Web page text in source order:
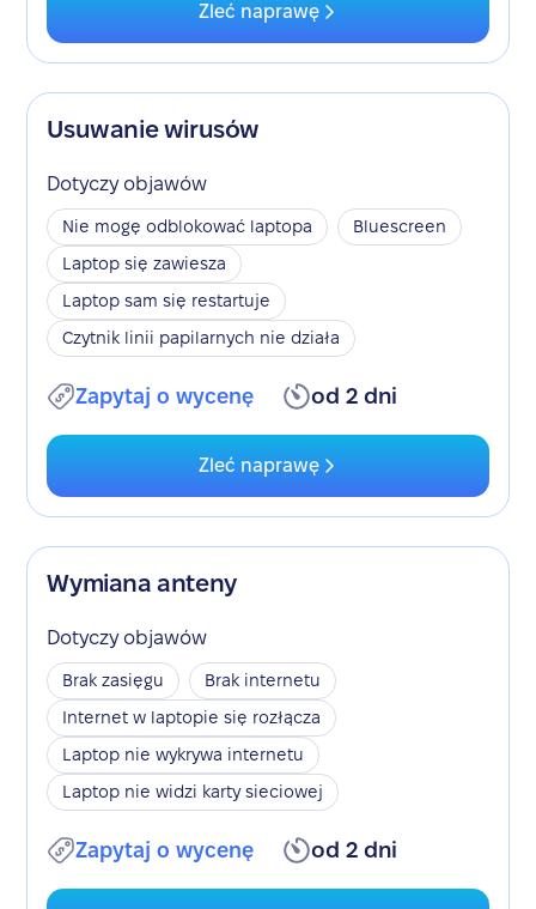
Zleć naprawę
Usuwanie wirusów
Dotyczy objawów
Nie mogę odblokować laptopa
Bluescreen
Laptop się zawiesza
Laptop sam się restartuje
Czytnik linii papilarnych nie działa
Zapytaj o wycenę od 2 dni
Zleć naprawę
Wymiana anteny
Dotyczy objawów
Brak zasięgu
Brak internetu
Internet w laptopie się rozłącza
Laptop nie wykrywa internetu
Laptop nie widzi karty sieciowej
Zapytaj o wycenę od 2 dni